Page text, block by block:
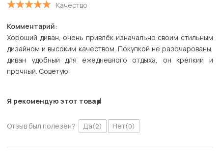
Качество
Комментарий:
Хороший диван, очень привлёк изначально своим стильным
дизайном и высоким качеством. Покупкой не разочарованы,
диван удобный для ежедневного отдыха, он крепкий и
прочный. Советую.
Я рекомендую этот товар
Отзыв был полезен? Да(2) Нет(0)